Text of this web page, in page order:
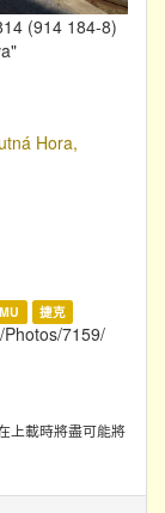
(914 184-8)
Hora,
捷克
7159/
上載時將盡可能將